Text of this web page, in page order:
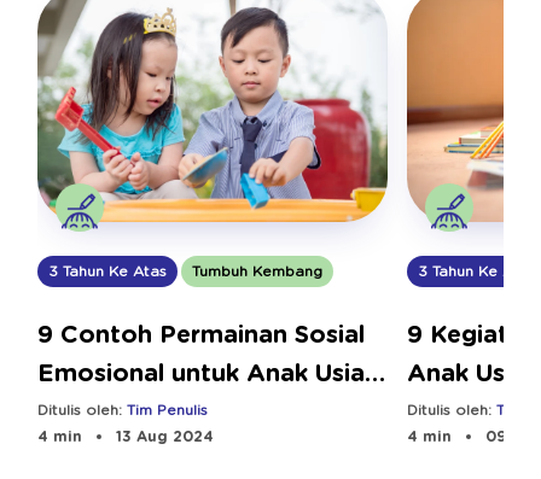
3 Tahun Ke Atas Tumbuh Kembang
9 Contoh Permainan Sosial
Emosional untuk Anak Usia
Dini
Ditulis oleh: Tim Penulis
4 min
13 Aug 2024
3 Tahun Ke Atas
9
Anak Usia
Ditulis oleh: Tim
4 min
09